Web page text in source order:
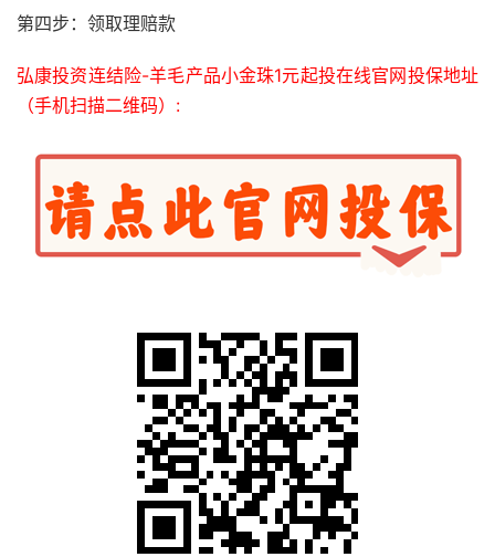
第四步：领取理赔款
弘康投资连结险-羊毛产品小金珠1元起投在线官网投保地址
（手机扫描二维码）: